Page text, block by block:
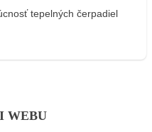
tepelných čerpadiel
WEBU